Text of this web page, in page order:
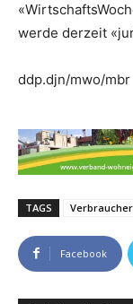
werde derzeit
ddp.djn/mwo/mbr
TAGS Verbraucher
Facebook